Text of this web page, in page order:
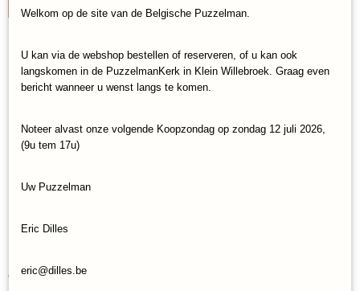
IN WINKELWAGEN
€ 16,95
Welkom op de site van de Belgische Puzzelman.
U kan via de webshop bestellen of reserveren, of u kan ook
langskomen in de PuzzelmanKerk in Klein Willebroek. Graag even
bericht wanneer u wenst langs te komen.
Noteer alvast onze volgende Koopzondag op zondag 12 juli 2026,
(9u tem 17u)
Uw Puzzelman
Eric Dilles
eric@dilles.be